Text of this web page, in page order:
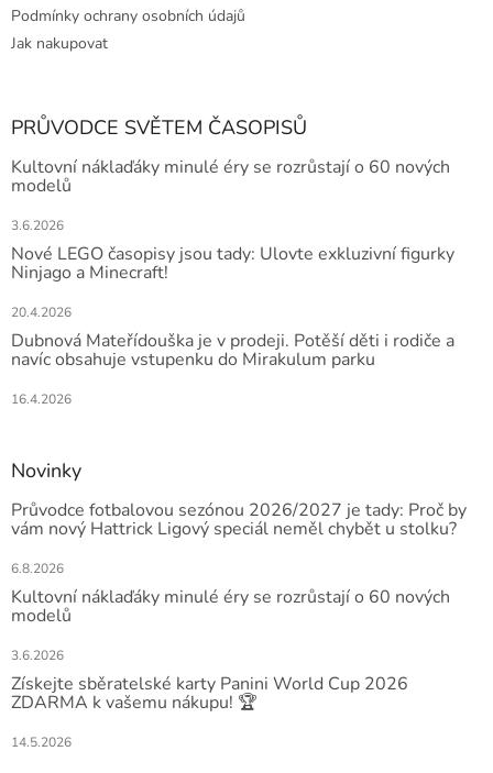
Podmínky ochrany osobních údajů
Jak nakupovat
PRŮVODCE SVĚTEM ČASOPISŮ
Kultovní náklaďáky minulé éry se rozrůstají o 60 nových
modelů
3.6.2026
Nové LEGO časopisy jsou tady: Ulovte exkluzivní figurky
Ninjago a Minecraft!
20.4.2026
Dubnová Mateřídouška je v prodeji. Potěší děti i rodiče a
navíc obsahuje vstupenku do Mirakulum parku
16.4.2026
Novinky
Průvodce fotbalovou sezónou 2026/2027 je tady: Proč by
vám nový Hattrick Ligový speciál neměl chybět u stolku?
6.8.2026
Kultovní náklaďáky minulé éry se rozrůstají o 60 nových
modelů
3.6.2026
Získejte sběratelské karty Panini World Cup 2026
ZDARMA k vašemu nákupu! 🏆
14.5.2026